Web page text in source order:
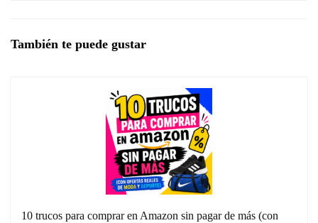
También te puede gustar
10 trucos para comprar en Amazon sin pagar de más (con